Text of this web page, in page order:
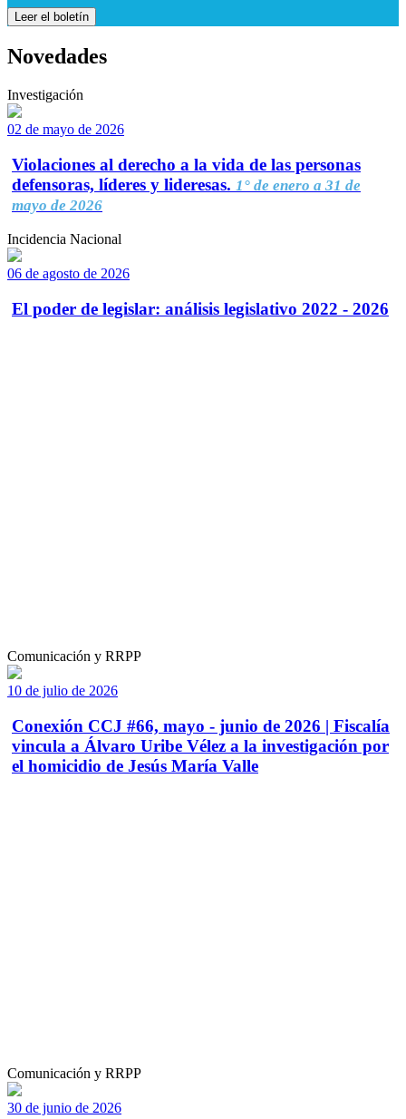
Leer el boletín
Novedades
Investigación
02 de mayo de 2026
Violaciones al derecho a la vida de las personas
defensoras, líderes y lideresas. 1° de enero a 31 de
mayo de 2026
Incidencia Nacional
06 de agosto de 2026
El poder de legislar: análisis legislativo 2022 - 2026
Comunicación y RRPP
10 de julio de 2026
Conexión CCJ #66, mayo - junio de 2026 | Fiscalía
vincula a Álvaro Uribe Vélez a la investigación por
el homicidio de Jesús María Valle
Comunicación y RRPP
30 de junio de 2026